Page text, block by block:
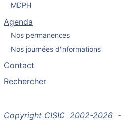
MDPH
Agenda
Nos permanences
Nos journées d'informations
Contact
Rechercher
Copyright CISIC 2002-2026 -